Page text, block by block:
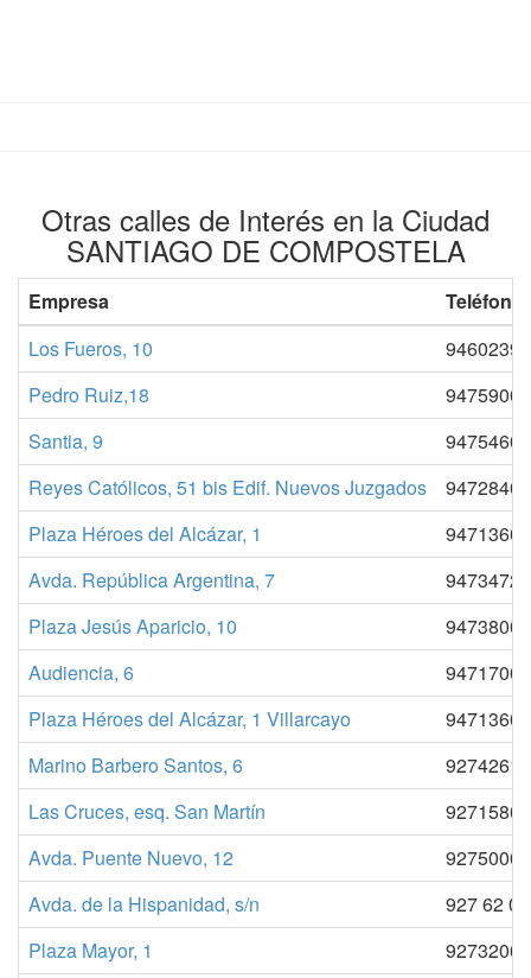
Otras calles de Interés en la Ciudad
SANTIAGO DE COMPOSTELA
Empresa
Teléfono
Los Fueros, 10
Pedro Ruiz,18
Santia, 9
Reyes Católicos, 51 bis Edif. Nuevos Juzgados
Plaza Héroes del Alcázar, 1
Avda. República Argentina, 7
Plaza Jesús Aparicio, 10
Audiencia, 6
Plaza Héroes del Alcázar, 1 Villarcayo
Marino Barbero Santos, 6
Las Cruces, esq. San Martín
Avda. Puente Nuevo, 12
Avda. de la Hispanidad, s/n
927 62
Plaza Mayor, 1